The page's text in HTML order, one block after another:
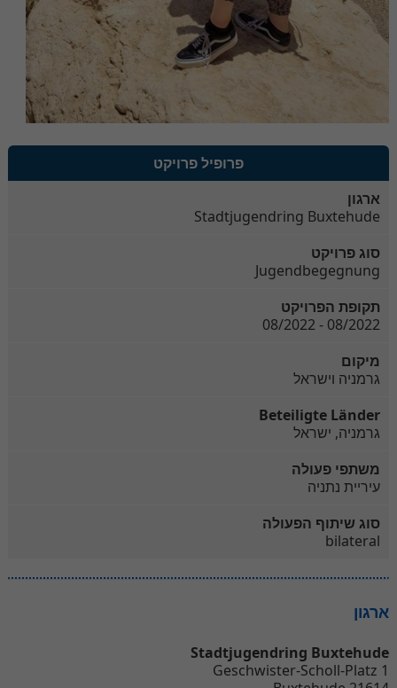
פרופיל פרויקט
ארגון
Stadtjugendring Buxtehude
סוג פרויקט
Jugendbegegnung
תקופת הפרויקט
08/2022 - 08/2022
מיקום
גרמניה וישראל
Beteiligte Länder
גרמניה, ישראל
משתפי פעולה
עיריית נתניה
סוג שיתוף הפעולה
bilateral
ארגון
Stadtjugendring Buxtehude
Geschwister-Scholl-Platz 1